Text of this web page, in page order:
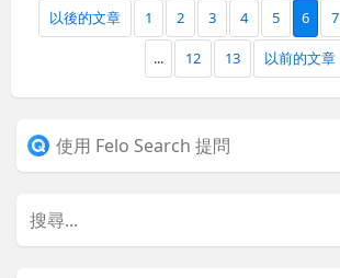
以後的文章 1 2 3 4 5 6 7
... 12 13 以前的文章